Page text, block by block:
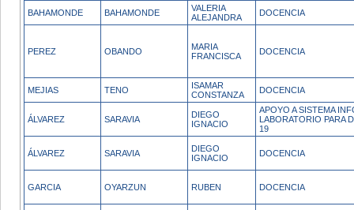
BAHAMONDE BAHAMONDE
VALERIA
ALEJANDRA
DOCENCIA
PEREZ OBANDO
MARIA
FRANCISCA
DOCENCIA
MEJIAS TENO
ISAMAR
CONSTANZA
DOCENCIA
ÁLVAREZ SARAVIA
DIEGO
IGNACIO
APOYO A SISTEMA
LABORATORIO PARA
19
ÁLVAREZ SARAVIA
DIEGO
IGNACIO
DOCENCIA
GARCIA OYARZUN RUBEN DOCENCIA